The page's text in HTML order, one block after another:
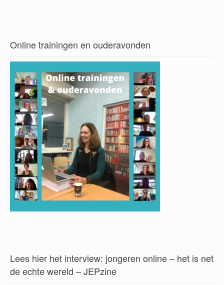
Online trainingen en ouderavonden
Lees hier het interview: jongeren online – het is net
de echte wereld – JEPzine